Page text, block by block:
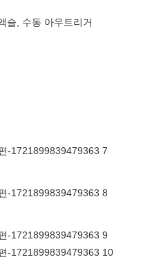
슬, 수동 아우트리거